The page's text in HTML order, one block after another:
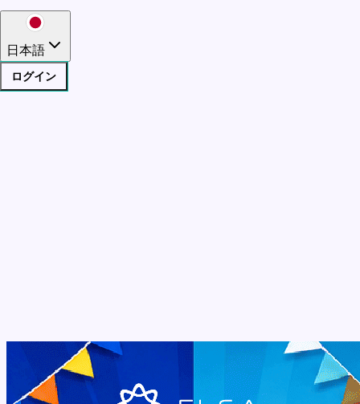
日本語
ログイン